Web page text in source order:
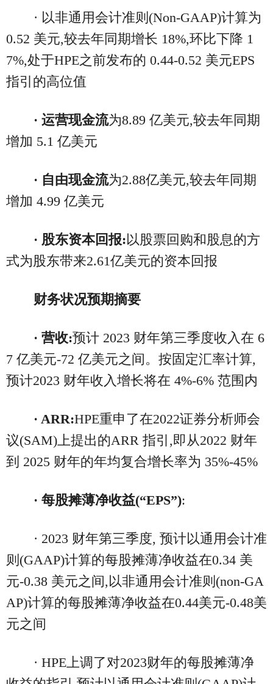
· 以非通用会计准则(Non-GAAP)计算为
0.52 美元,较去年同期增长 18%,环比下降 1
7%,处于HPE之前发布的 0.44-0.52 美元EPS
指引的高位值
· 运营现金流为8.89 亿美元,较去年同期
增加 5.1 亿美元
· 自由现金流为2.88亿美元,较去年同期
增加 4.99 亿美元
· 股东资本回报:以股票回购和股息的方
式为股东带来2.61亿美元的资本回报
财务状况预期摘要
· 营收:预计 2023 财年第三季度收入在 6
7 亿美元-72 亿美元之间。按固定汇率计算,
预计2023 财年收入增长将在 4%-6% 范围内
· ARR:HPE重申了在2022证券分析师会
议(SAM)上提出的ARR 指引,即从2022 财年
到 2025 财年的年均复合增长率为 35%-45%
· 每股摊薄净收益(“EPS”):
· 2023 财年第三季度, 预计以通用会计准
则(GAAP)计算的每股摊薄净收益在0.34 美
元-0.38 美元之间,以非通用会计准则(non-GA
AP)计算的每股摊薄净收益在0.44美元-0.48美
元之间
· HPE上调了对2023财年的每股摊薄净